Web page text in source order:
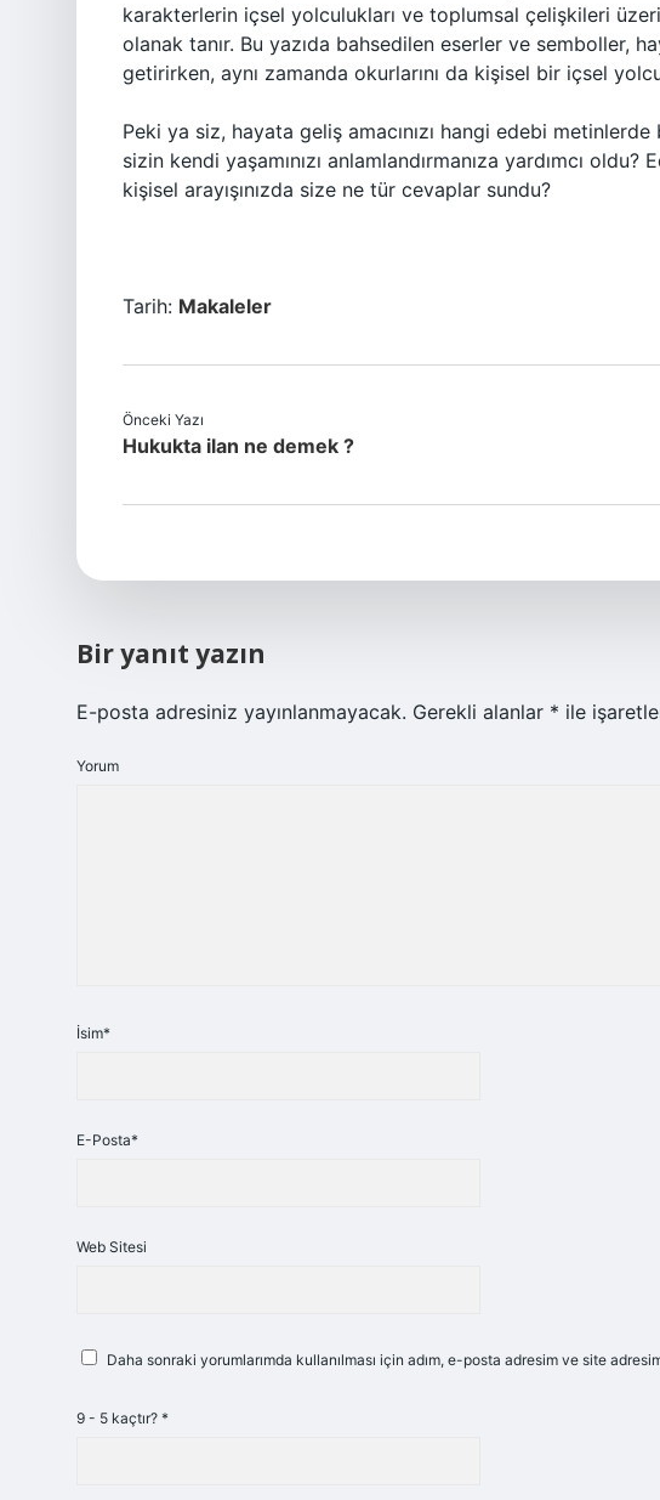
karakterlerin içsel yolculukları ve toplumsal çelişkileri
olanak tanır. Bu yazıda bahsedilen eserler ve semboller,
getirirken, aynı zamanda okurlarını da kişisel bir içsel
Peki ya siz, hayata geliş amacınızı hangi edebi
sizin kendi yaşamınızı anlamlandırmanıza yardımcı
kişisel arayışınızda size ne tür cevaplar sundu?
Tarih: Makaleler
Önceki Yazı
Hukukta ilan ne demek ?
Bir yanıt yazın
E-posta adresiniz yayınlanmayacak. Gerekli alanlar * ile
Yorum
İsim*
E-Posta*
Web Sitesi
Daha sonraki yorumlarımda kullanılması için adım, e-posta adresim ve site
9 - 5 kaçtır? *